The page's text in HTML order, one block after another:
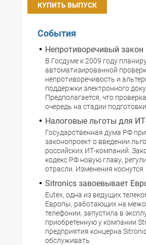
КУПИТЬ ВЫПУСК
События
Непротиворечивый закон
В Госдуме к 2009 году
автоматизированной
непротиворечивость и
поддержки электронного
Предполагается, что
очередь на стадии
Налоговые льготы для
Государственная дума РФ
законопроект о введении
российских ИТ-компаний.
кодекс РФ новую главу,
отрасли. Изменения коснутся
Sitronics завоевывает
Eutex, одна из ведущих
Европы, работающих на
телефонии, запустила в
приобретенную у компании
предприятия концерна
обслуживать